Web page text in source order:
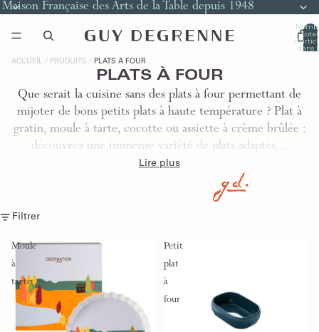
Maison Française des Arts de la Table depuis 1948
total
dans
ACCUEIL PRODUITS PLATS À FOUR
PLATS À FOUR
Que serait la cuisine sans des plats à four permettant de
mijoter de bons petits plats à haute température ? Plat à
gratin, moule à tarte, cocotte ou assiette à crème brûlée :
découvrez une immense variété de plats adaptés…
Lire plus
Filtrer
Moule
à
tarte
Petit
plat
à
four